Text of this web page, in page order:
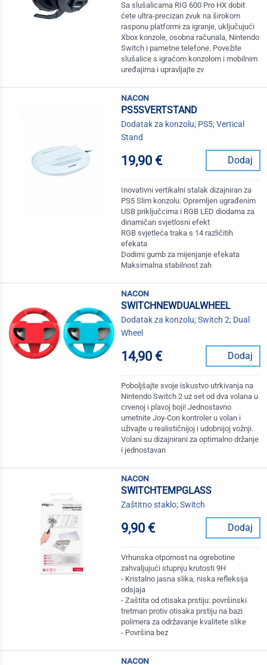
Sa slušalicama RIG 600 Pro HX dobit
ćete ultra-precizan zvuk na širokom
rasponu platformi za igranje, uključujući
Xbox konzole, osobna računala, Nintendo
Switch i pametne telefone. Povežite
slušalice s igraćom konzolom i mobilnim
uređajima i upravljajte zv
nacon
PS5SVERTSTAND
Dodatak za konzolu; PS5; Vertical
Stand
19,90 € Dodaj
Inovativni vertikalni stalak dizajniran za
PS5 Slim konzolu. Opremljen ugrađenim
USB priključcima i RGB LED diodama za
dinamičan svjetlosni efekt
RGB svjetleća traka s 14 različitih
efekata
Dodirni gumb za mijenjanje efekata
Maksimalna stabilnost zah
nacon
SWITCHNEWDUALWHEEL
Dodatak za konzolu; Switch 2; Dual
Wheel
14,90 € Dodaj
Poboljšajte svoje iskustvo utrkivanja na
Nintendo Switch 2 uz set od dva volana u
crvenoj i plavoj boji! Jednostavno
umetnite Joy-Con kontroler u volan i
uživajte u realističnijoj i udobnijoj vožnji.
Volani su dizajnirani za optimalno držanje
i jednostavan
nacon
SWITCHTEMPGLASS
Zaštitno staklo; Switch
9,90 € Dodaj
Vrhunska otpornost na ogrebotine
zahvaljujući stupnju krutosti 9H
- Kristalno jasna slika, niska refleksija
odsjaja
- Zaštita od otisaka prstiju: površinski
tretman protiv otisaka prstiju na bazi
polimera za održavanje kvalitete slike
- Površina bez
nacon